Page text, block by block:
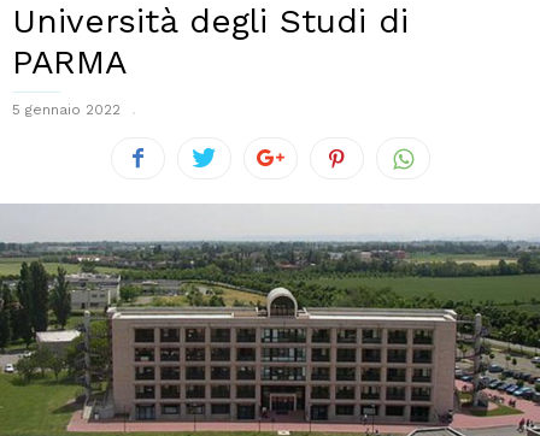
Università degli Studi di
PARMA
5 gennaio 2022